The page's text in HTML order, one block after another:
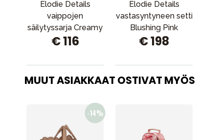
Elodie Details
vaippojen
säilytyssarja Creamy
White
€ 116
Elodie Details
vastasyntyneen setti
Blushing Pink
€ 198
MUUT ASIAKKAAT OSTIVAT MYÖS